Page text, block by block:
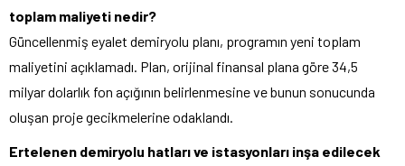
toplam maliyeti nedir?
Güncellenmiş eyalet demiryolu planı, programın yeni toplam
maliyetini açıklamadı. Plan, orijinal finansal plana göre 34,5
milyar dolarlık fon açığının belirlenmesine ve bunun sonucunda
oluşan proje gecikmelerine odaklandı.
Ertelenen demiryolu hatları ve istasyonları inşa edilecek